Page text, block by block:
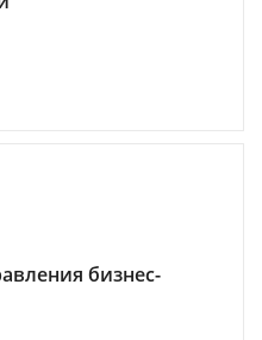
бизнес-